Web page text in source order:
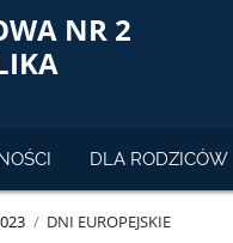
NR 2
DLA RODZICÓW
/ DNI EUROPEJSKIE